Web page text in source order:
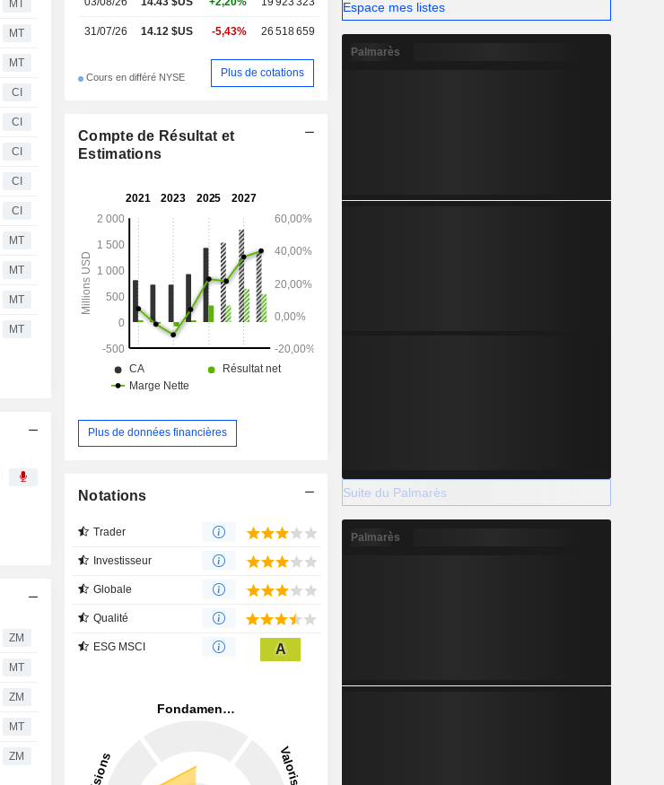
MT
MT
MT
CI
CI
CI
CI
CI
MT
MT
MT
MT
ZM
MT
ZM
MT
ZM
31/07/26 14.12 $US -5,43% 26 518 659
Cours en différé NYSE Plus de cotations
Compte de Résultat et
Estimations
Plus de données financières
Notations
Trader
Investisseur
Globale
Qualité
ESG MSCI A
Espace mes listes
Palmarès
Suite du Palmarès
Palmarès